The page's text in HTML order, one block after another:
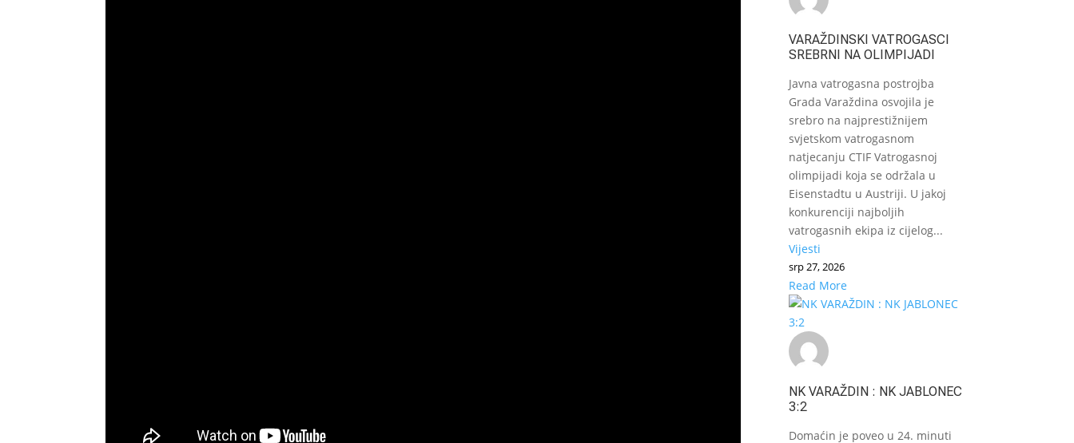
VARAŽDINSKI VATROGASCI
SREBRNI NA OLIMPIJADI
Javna vatrogasna postrojba
Grada Varaždina osvojila je
srebro na najprestižnijem
svjetskom vatrogasnom
natjecanju CTIF Vatrogasnoj
olimpijadi koja se održala u
Eisenstadtu u Austriji. U jakoj
konkurenciji najboljih
vatrogasnih ekipa iz cijelog...
Vijesti
srp 27, 2026
Read More
NK VARAŽDIN : NK JABLONEC
3:2
Domaćin je poveo u 24. minuti